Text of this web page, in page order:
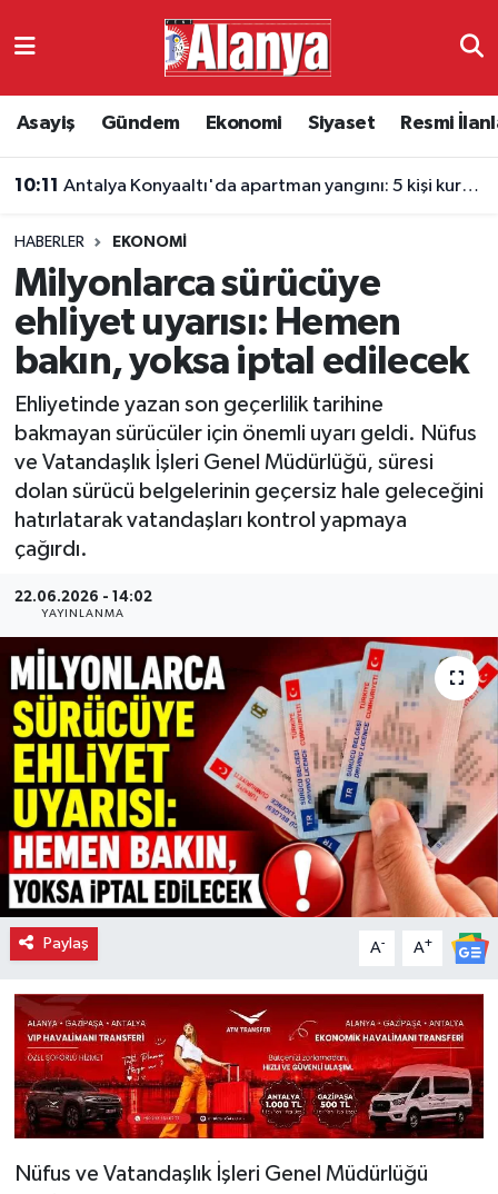
Asayiş Gündem Ekonomi Siyaset Resmi
10:11 Antalya Konyaaltı'da apartman yangını: 5 kişi kurtarıldı
HABERLER EKONOMI
Milyonlarca sürücüye
ehliyet uyarısı: Hemen
bakın, yoksa iptal edilecek
Ehliyetinde yazan son geçerlilik tarihine
bakmayan sürücüler için önemli uyarı geldi. Nüfus
ve Vatandaşlık İşleri Genel Müdürlüğü, süresi
dolan sürücü belgelerinin geçersiz hale geleceğini
hatırlatarak vatandaşları kontrol yapmaya
çağırdı.
22.06.2026 - 14:02
YAYINLANMA
Paylaş A- A+
Nüfus ve Vatandaşlık İşleri Genel Müdürlüğü
Ekonomi
Resmi İlanlar
Alanyaspor
E-Gazete
Antalya Namaz Vakitleri
Süper Lig Puan Durumu ve Fikstür
Tüm Manşetler
Son Dakika Haberleri
Haber Arşivi